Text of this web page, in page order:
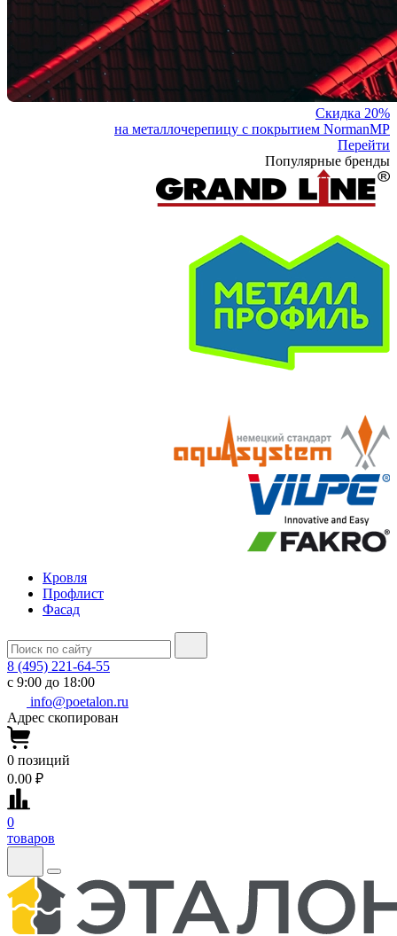
Скидка 20%
на металлочерепицу с покрытием NormanMP
Перейти
Популярные бренды
Кровля
Профлист
Фасад
8 (495) 221-64-55
с 9:00 до 18:00
info@poetalon.ru
Адрес скопирован
0 позиций
0.00 ₽
0
товаров